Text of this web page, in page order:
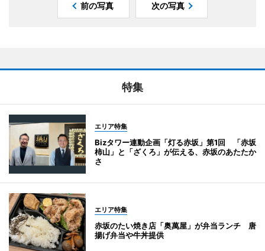
前の写真 次の写真
特集
エリア特集
Bizタワー連動企画「灯る赤坂」第1回 「赤坂
柿山」と「ざくろ」が伝える、赤坂のあたたか
さ
エリア特集
赤坂のたい焼き店「奥萬屋」が弁当ランチ 唐
揚げ弁当や牛丼提供